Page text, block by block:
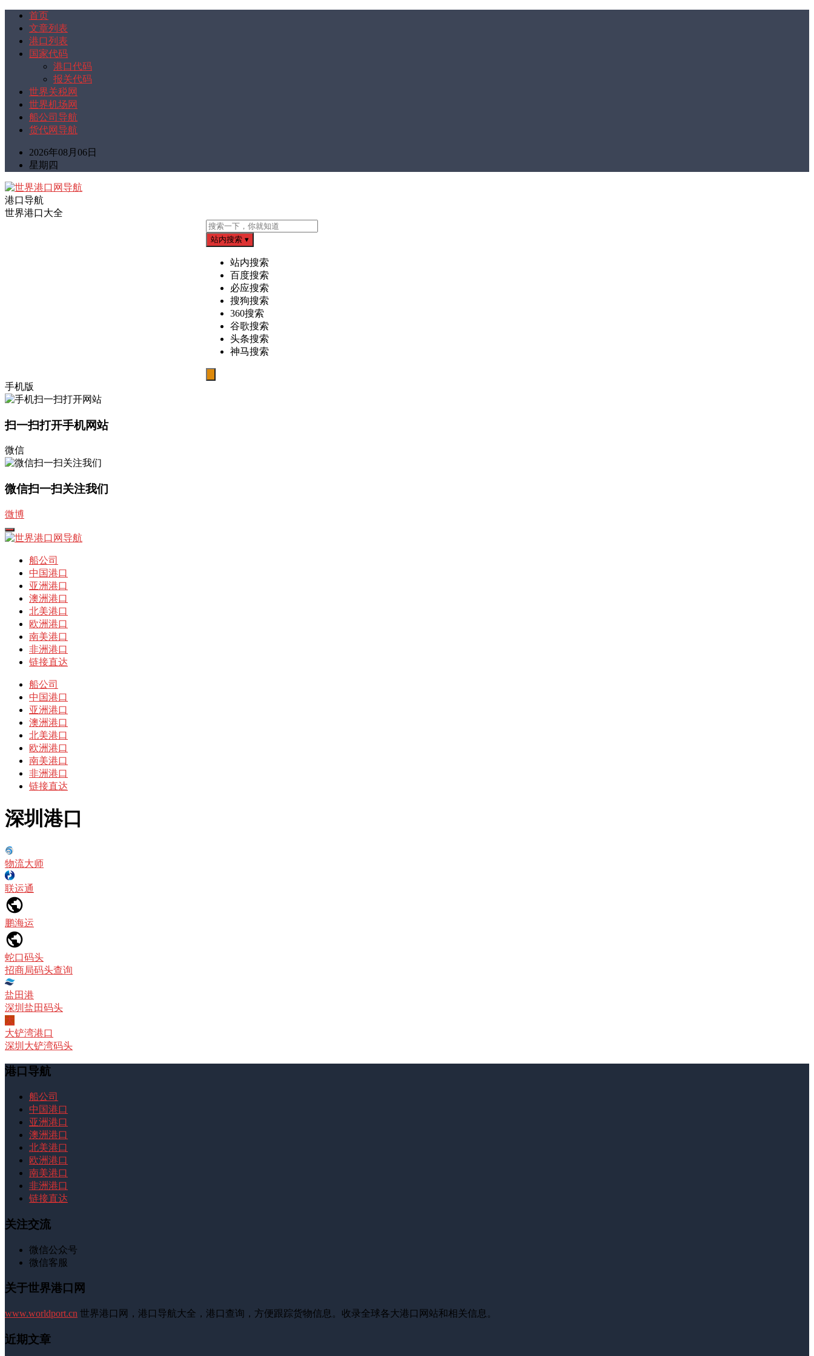
首页
文章列表
港口列表
国家代码
港口代码
报关代码
世界关税网
世界机场网
船公司导航
货代网导航
2026年08月06日
星期四
港口导航
世界港口大全
站内搜索 ▾
站内搜索
百度搜索
必应搜索
搜狗搜索
360搜索
谷歌搜索
头条搜索
神马搜索
搜
手机版
扫一扫打开手机网站
微信
微信扫一扫关注我们
微博
打
开
船公司
中国港口
亚洲港口
澳洲港口
北美港口
欧洲港口
南美港口
非洲港口
链接直达
船公司
中国港口
亚洲港口
澳洲港口
北美港口
欧洲港口
南美港口
非洲港口
链接直达
深圳港口
物流大师
联运通
鹏海运
蛇口码头
招商局码头查询
盐田港
深圳盐田码头
大
大铲湾港口
深圳大铲湾码头
港口导航
船公司
中国港口
亚洲港口
澳洲港口
北美港口
欧洲港口
南美港口
非洲港口
链接直达
关注交流
微信公众号
微信客服
关于世界港口网
www.worldport.cn 世界港口网，港口导航大全，港口查询，方便跟踪货物信息。收录全球各大港口网站和相关信息。
近期文章